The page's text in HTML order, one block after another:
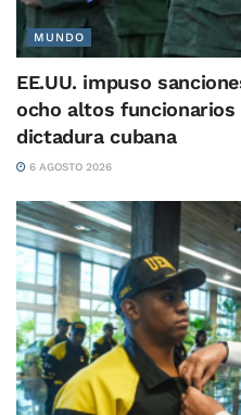
MUNDO
EE.UU. impuso
ocho altos
dictadura cubana
6 AGOSTO 2026